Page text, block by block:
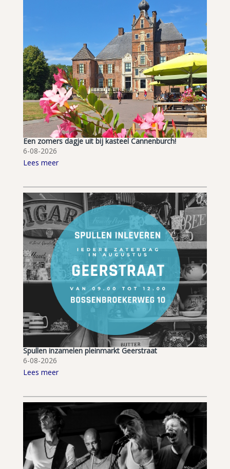
Een zomers dagje uit bij kasteel Cannenburch!
6-08-2026
Lees meer
Spullen inzamelen pleinmarkt Geerstraat
6-08-2026
Lees meer